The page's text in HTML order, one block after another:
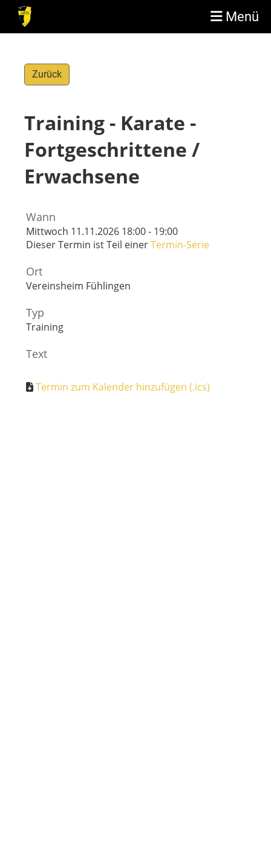
Menü
Zurück
Training - Karate -
Fortgeschrittene /
Erwachsene
Wann
Mittwoch 11.11.2026 18:00 - 19:00
Dieser Termin ist Teil einerTermin-Serie
Ort
Vereinsheim Fühlingen
Typ
Training
Text
Termin zum Kalender hinzufügen (.ics)